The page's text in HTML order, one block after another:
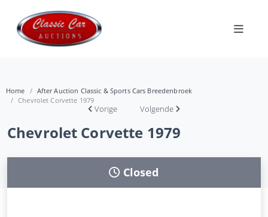
Home
After Auction Classic & Sports Cars Breedenbroek
Chevrolet Corvette 1979
Vorige Volgende
Chevrolet Corvette 1979
Closed